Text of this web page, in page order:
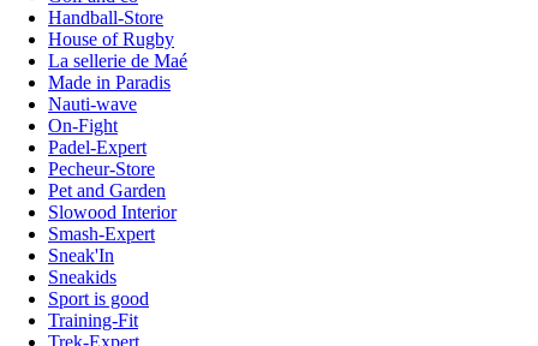
Handball-Store
House of Rugby
La sellerie de Maé
Made in Paradis
Nauti-wave
On-Fight
Padel-Expert
Pecheur-Store
Pet and Garden
Slowood Interior
Smash-Expert
Sneak'In
Sneakids
Sport is good
Training-Fit
Trek-Expert